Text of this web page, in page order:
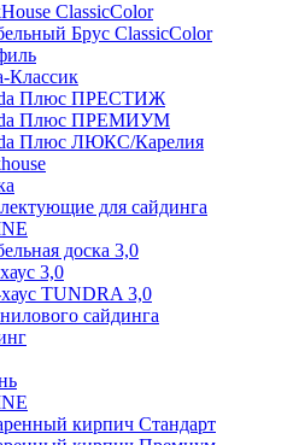
ClassicColor
Брус ClassicColor
Классик
Плюс ПРЕСТИЖ
Плюс ПРЕМИУМ
Плюс ЛЮКС/Карелия
для сайдинга
доска 3,0
3,0
TUNDRA 3,0
сайдинга
кирпич Стандарт